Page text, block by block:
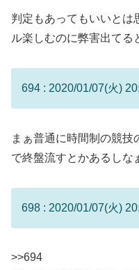
判定もあってもいいとは
ル楽しむのに弊害出てる
694 : 2020/01/07(火)
まぁ普通に時間制の競
で終盤流すとかあるしな
698 : 2020/01/07(火)
>>694